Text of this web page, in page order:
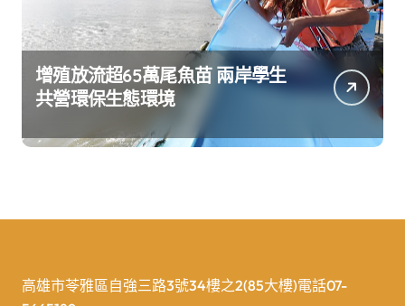
增殖放流超65萬尾魚苗 兩岸學生
共營環保生態環境
高雄市苓雅區自強三路3號34樓之2(85大樓)電話07-